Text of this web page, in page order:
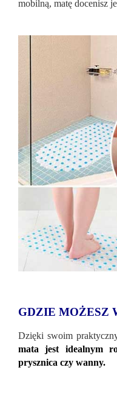
mobilną, matę docenisz
GDZIE MOŻESZ
Dzięki swoim
mata jest idealnym
prysznica czy wanny.